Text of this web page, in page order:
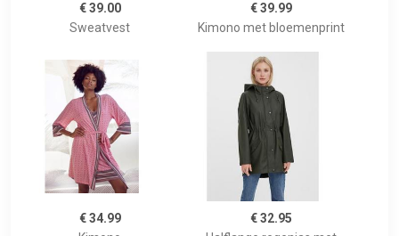
€ 39.00
Sweatvest
€ 39.99
Kimono met bloemenprint
€ 34.99
€ 32.95